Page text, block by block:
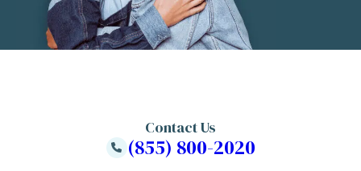
Contact Us
(855) 800-2020